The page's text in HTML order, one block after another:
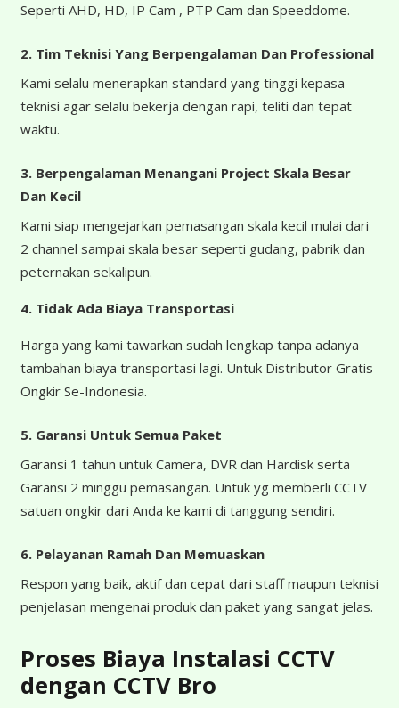
Seperti AHD, HD, IP Cam , PTP Cam dan Speeddome.
2. Tim Teknisi Yang Berpengalaman Dan Professional
Kami selalu menerapkan standard yang tinggi kepasa
teknisi agar selalu bekerja dengan rapi, teliti dan tepat
waktu.
3. Berpengalaman Menangani Project Skala Besar
Dan Kecil
Kami siap mengejarkan pemasangan skala kecil mulai dari
2 channel sampai skala besar seperti gudang, pabrik dan
peternakan sekalipun.
4. Tidak Ada Biaya Transportasi
Harga yang kami tawarkan sudah lengkap tanpa adanya
tambahan biaya transportasi lagi. Untuk Distributor Gratis
Ongkir Se-Indonesia.
5. Garansi Untuk Semua Paket
Garansi 1 tahun untuk Camera, DVR dan Hardisk serta
Garansi 2 minggu pemasangan. Untuk yg memberli CCTV
satuan ongkir dari Anda ke kami di tanggung sendiri.
6. Pelayanan Ramah Dan Memuaskan
Respon yang baik, aktif dan cepat dari staff maupun teknisi
penjelasan mengenai produk dan paket yang sangat jelas.
Proses Biaya Instalasi CCTV
dengan CCTV Bro